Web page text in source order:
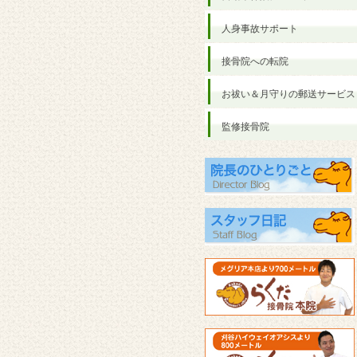
人身事故サポート
接骨院への転院
お祓い＆月守りの郵送サービス
監修接骨院